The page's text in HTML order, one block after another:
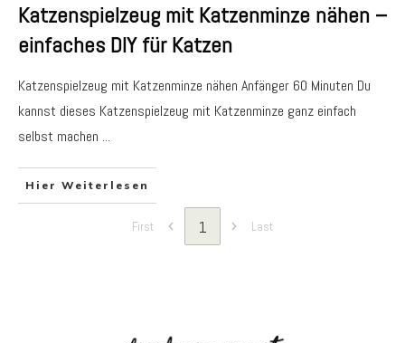
Katzenspielzeug mit Katzenminze nähen –
einfaches DIY für Katzen
Katzenspielzeug mit Katzenminze nähen Anfänger 60 Minuten Du
kannst dieses Katzenspielzeug mit Katzenminze ganz einfach
selbst machen ...
Hier Weiterlesen
First 1 Last